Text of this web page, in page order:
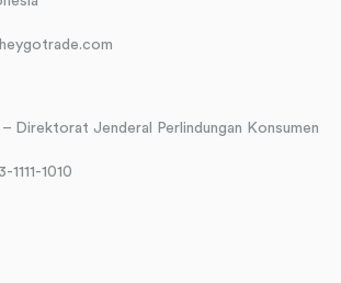
– Direktorat Jenderal Perlindungan Konsumen
1010